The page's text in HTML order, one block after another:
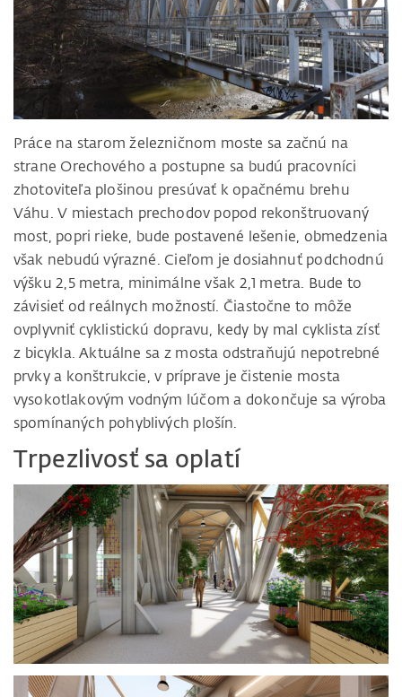
Práce na starom železničnom moste sa začnú na
strane Orechového a postupne sa budú pracovníci
zhotoviteľa plošinou presúvať k opačnému brehu
Váhu. V miestach prechodov popod rekonštruovaný
most, popri rieke, bude postavené lešenie, obmedzenia
však nebudú výrazné. Cieľom je dosiahnuť podchodnú
výšku 2,5 metra, minimálne však 2,1 metra. Bude to
závisieť od reálnych možností. Čiastočne to môže
ovplyvniť cyklistickú dopravu, kedy by mal cyklista zísť
z bicykla. Aktuálne sa z mosta odstraňujú nepotrebné
prvky a konštrukcie, v príprave je čistenie mosta
vysokotlakovým vodným lúčom a dokončuje sa výroba
spomínaných pohyblivých plošín.
Trpezlivosť sa oplatí